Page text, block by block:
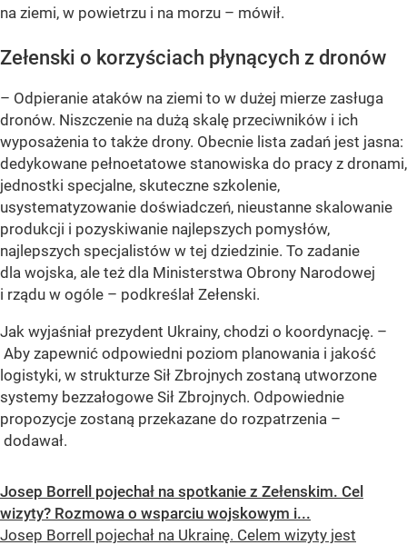
na ziemi, w powietrzu i na morzu – mówił.
Zełenski o korzyściach płynących z dronów
– Odpieranie ataków na ziemi to w dużej mierze zasługa
dronów. Niszczenie na dużą skalę przeciwników i ich
wyposażenia to także drony. Obecnie lista zadań jest jasna:
dedykowane pełnoetatowe stanowiska do pracy z dronami,
jednostki specjalne, skuteczne szkolenie,
usystematyzowanie doświadczeń, nieustanne skalowanie
produkcji i pozyskiwanie najlepszych pomysłów,
najlepszych specjalistów w tej dziedzinie. To zadanie
dla wojska, ale też dla Ministerstwa Obrony Narodowej
i rządu w ogóle – podkreślał Zełenski.
Jak wyjaśniał prezydent Ukrainy, chodzi o koordynację. –
Aby zapewnić odpowiedni poziom planowania i jakość
logistyki, w strukturze Sił Zbrojnych zostaną utworzone
systemy bezzałogowe Sił Zbrojnych. Odpowiednie
propozycje zostaną przekazane do rozpatrzenia –
dodawał.
Josep Borrell pojechał na spotkanie z Zełenskim. Cel
wizyty? Rozmowa o wsparciu wojskowym i...
Josep Borrell pojechał na Ukrainę. Celem wizyty jest